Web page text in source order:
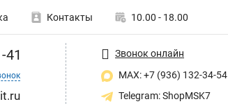
Контакты 10.00 - 18.00
41
Звонок онлайн
MAX: +7 (936) 132-34-54
Telegram: ShopMSK7